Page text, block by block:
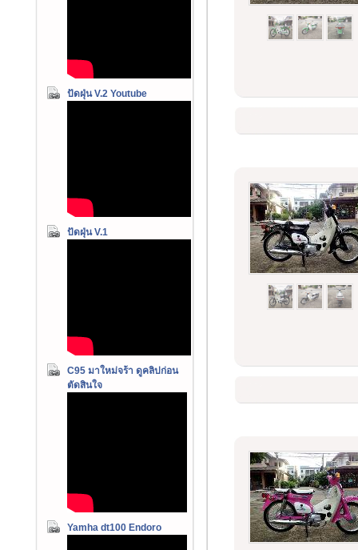
ปัดฝุ่น V.2 Youtube
ปัดฝุ่น V.1
C95 มาใหม่จร้า ดูคลิปก่อน
ตัดสินใจ
Yamha dt100 Endoro